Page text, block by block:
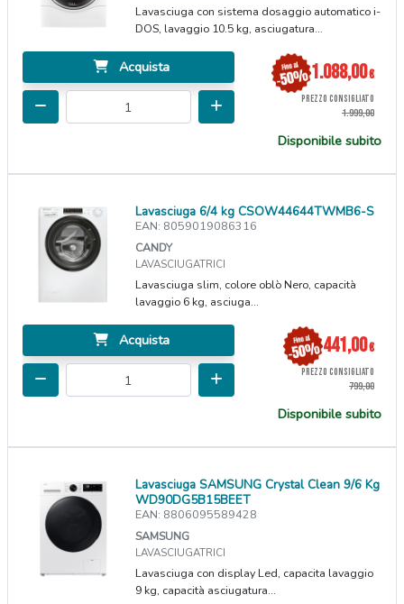
Lavasciuga con sistema dosaggio automatico i-
DOS, lavaggio 10.5 kg, asciugatura...
Acquista 1.088,00€
PREZZO CONSIGLIATO
1.999,00
Disponibile subito
Lavasciuga 6/4 kg CSOW44644TWMB6-S
EAN: 8059019086316
CANDY
LAVASCIUGATRICI
Lavasciuga slim, colore oblò Nero, capacità
lavaggio 6 kg, asciuga...
Acquista 441,00€
PREZZO CONSIGLIATO
799,00
Disponibile subito
Lavasciuga SAMSUNG Crystal Clean 9/6 Kg
WD90DG5B15BEET
EAN: 8806095589428
SAMSUNG
LAVASCIUGATRICI
Lavasciuga con display Led, capacita lavaggio
9 kg, capacità asciugatura...